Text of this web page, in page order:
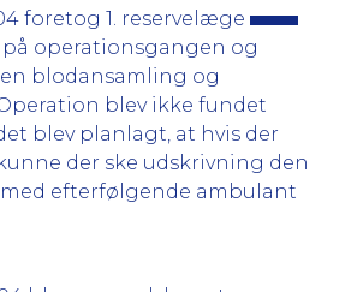
foretog 1. reservelæge
operationsgangen og
blodansamling og
blev ikke fundet
blev planlagt, at hvis der
der ske udskrivning den
efterfølgende ambulant